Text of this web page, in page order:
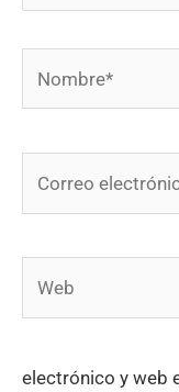
electrónico y web